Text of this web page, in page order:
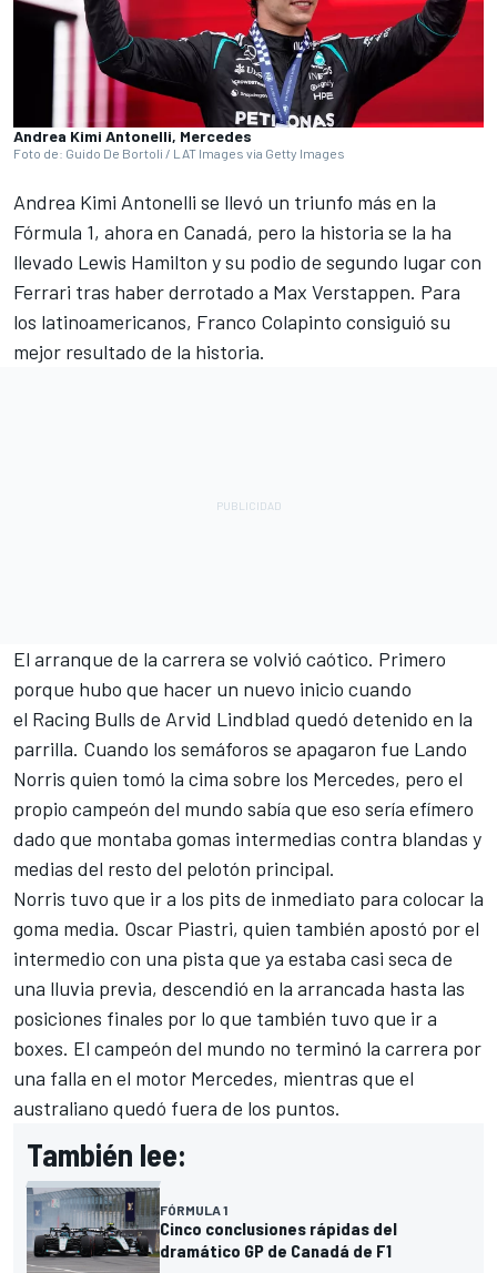
Andrea Kimi Antonelli, Mercedes
Foto de: Guido De Bortoli / LAT Images via Getty Images
Andrea Kimi Antonelli se llevó un triunfo más en la
Fórmula 1, ahora en Canadá, pero la historia se la ha
llevado Lewis Hamilton y su podio de segundo lugar con
Ferrari tras haber derrotado a Max Verstappen. Para
los latinoamericanos, Franco Colapinto consiguió su
mejor resultado de la historia.
El arranque de la carrera se volvió caótico. Primero
porque hubo que hacer un nuevo inicio cuando
el Racing Bulls de Arvid Lindblad quedó detenido en la
parrilla. Cuando los semáforos se apagaron fue Lando
Norris quien tomó la cima sobre los Mercedes, pero el
propio campeón del mundo sabía que eso sería efímero
dado que montaba gomas intermedias contra blandas y
medias del resto del pelotón principal.
Norris tuvo que ir a los pits de inmediato para colocar la
goma media. Oscar Piastri, quien también apostó por el
intermedio con una pista que ya estaba casi seca de
una lluvia previa, descendió en la arrancada hasta las
posiciones finales por lo que también tuvo que ir a
boxes. El campeón del mundo no terminó la carrera por
una falla en el motor Mercedes, mientras que el
australiano quedó fuera de los puntos.
También lee:
FÓRMULA 1
Cinco conclusiones rápidas del
dramático GP de Canadá de F1